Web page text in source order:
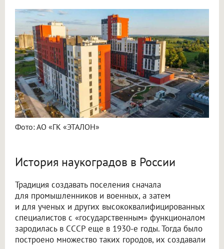
Фото: АО «ГК «ЭТАЛОН»
История наукоградов в России
Традиция создавать поселения сначала
для промышленников и военных, а затем
и для ученых и других высококвалифицированных
специалистов с «государственным» функционалом
зародилась в СССР еще в 1930-е годы. Тогда было
построено множество таких городов, их создавали